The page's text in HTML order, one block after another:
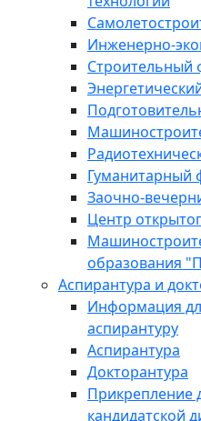
Инженерно-
Строительный
Гуманитарный
Заочно-
Центр
образования
Аспирантура и
Информация
аспирантуру
Аспирантура
Докторантура
Прикрепление
кандидатской